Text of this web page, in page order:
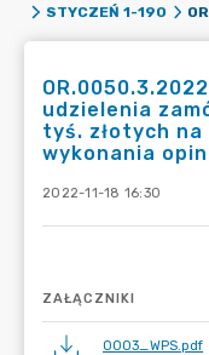
STYCZEŃ 1-190
udzielenia
tyś. złotych na
wykonania
2022-11-18 16:30
ZAŁĄCZNIKI
0003_WPS.pdf